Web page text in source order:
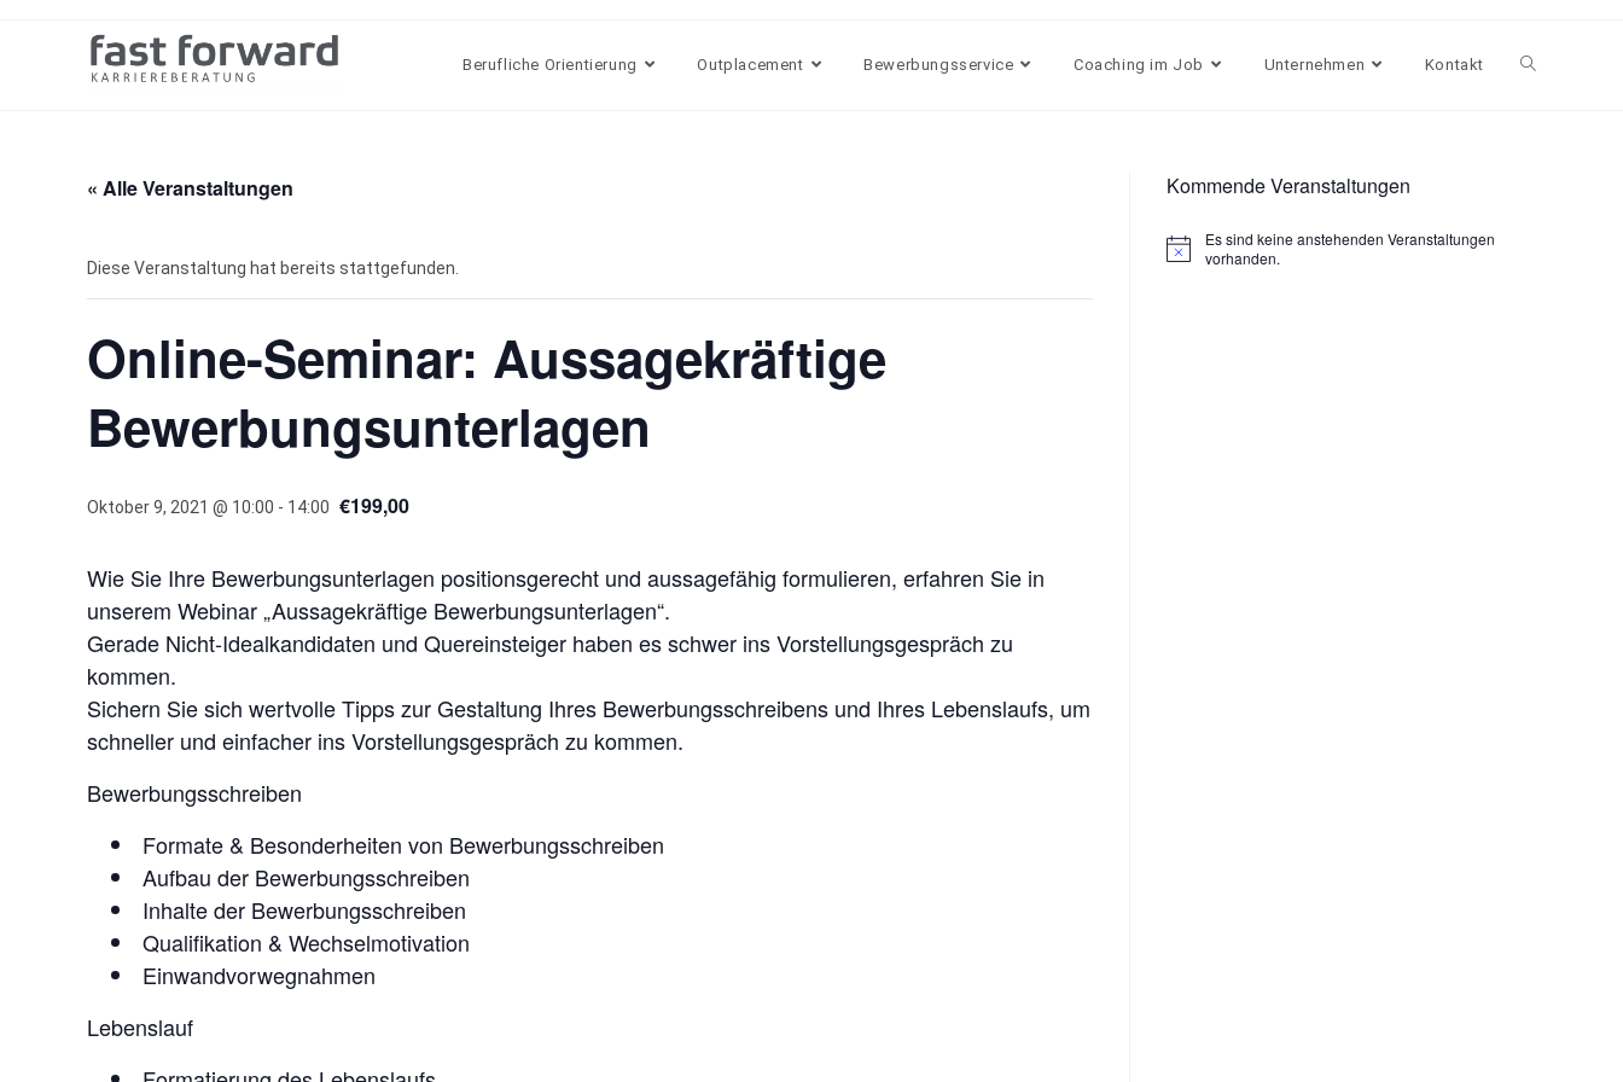
Berufliche Orientierung Outplacement Bewerbungsservice Coaching im Job Unternehmen Kontakt
« Alle Veranstaltungen
Diese Veranstaltung hat bereits stattgefunden.
Online-Seminar: Aussagekräftige
Bewerbungsunterlagen
Oktober 9, 2021 @ 10:00 - 14:00 €199,00
Wie Sie Ihre Bewerbungsunterlagen positionsgerecht und aussagefähig formulieren, erfahren Sie in
unserem Webinar „Aussagekräftige Bewerbungsunterlagen“.
Gerade Nicht-Idealkandidaten und Quereinsteiger haben es schwer ins Vorstellungsgespräch zu
kommen.
Sichern Sie sich wertvolle Tipps zur Gestaltung Ihres Bewerbungsschreibens und Ihres Lebenslaufs, um
schneller und einfacher ins Vorstellungsgespräch zu kommen.
Bewerbungsschreiben
Formate & Besonderheiten von Bewerbungsschreiben
Aufbau der Bewerbungsschreiben
Inhalte der Bewerbungsschreiben
Qualifikation & Wechselmotivation
Einwandvorwegnahmen
Lebenslauf
Kommende Veranstaltungen
H
Es sind keine anstehenden Veranstaltungen
vorhanden.